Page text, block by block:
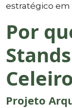
estratégico em
Por
Celeiro
Projeto